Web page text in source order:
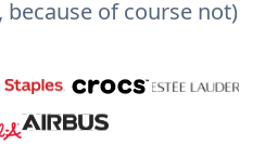
of course not)